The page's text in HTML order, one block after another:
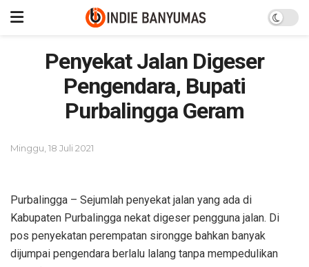
Penyekat Jalan Digeser
Pengendara, Bupati
Purbalingga Geram
Minggu, 18 Juli 2021
Purbalingga – Sejumlah penyekat jalan yang ada di
Kabupaten Purbalingga nekat digeser pengguna jalan. Di
pos penyekatan perempatan sirongge bahkan banyak
dijumpai pengendara berlalu lalang tanpa mempedulikan